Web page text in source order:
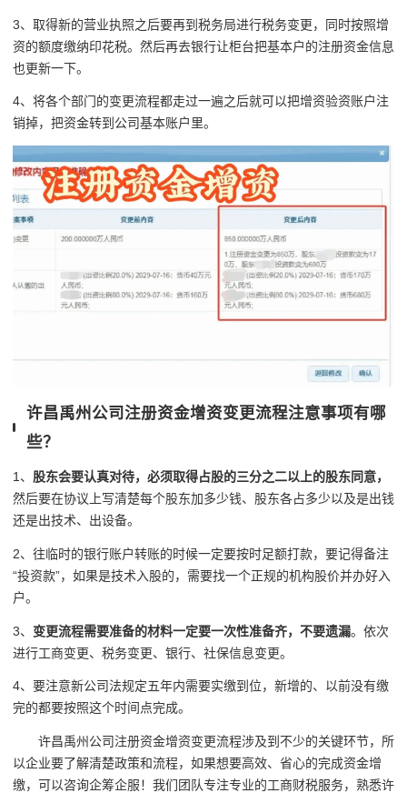
3、取得新的营业执照之后要再到税务局进行税务变更，同时按照增
资的额度缴纳印花税。然后再去银行让柜台把基本户的注册资金信息
也更新一下。
4、将各个部门的变更流程都走过一遍之后就可以把增资验资账户注
销掉，把资金转到公司基本账户里。
许昌禹州公司注册资金增资变更流程注意事项有哪
些？
1、 股东会要认真对待，必须取得占股的三分之二以上的股东同意，
然后要在协议上写清楚每个股东加多少钱、股东各占多少以及是出钱
还是出技术、出设备。
2、往临时的银行账户转账的时候一定要按时足额打款，要记得备注
“投资款”，如果是技术入股的，需要找一个正规的机构股价并办好入
户。
3、 变更流程需要准备的材料一定要一次性准备齐，不要遗漏。依次
进行工商变更、税务变更、银行、社保信息变更。
4、要注意新公司法规定五年内需要实缴到位，新增的、以前没有缴
完的都要按照这个时间点完成。
许昌禹州公司注册资金增资变更流程涉及到不少的关键环节，所
以企业要了解清楚政策和流程，如果想要高效、省心的完成资金增
缴，可以咨询企筹企服！我们团队专注专业的工商财税服务，熟悉许